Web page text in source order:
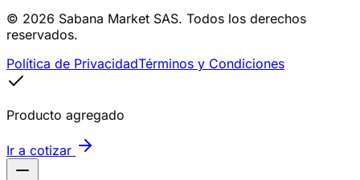
© 2026 Sabana Market SAS. Todos los derechos
reservados.
Política de PrivacidadTérminos y Condiciones
Producto agregado
Ir a cotizar